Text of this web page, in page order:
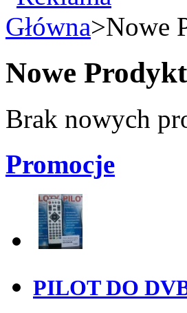
Główna>Nowe
Nowe
Brak nowych
Promocje
PILOT DO